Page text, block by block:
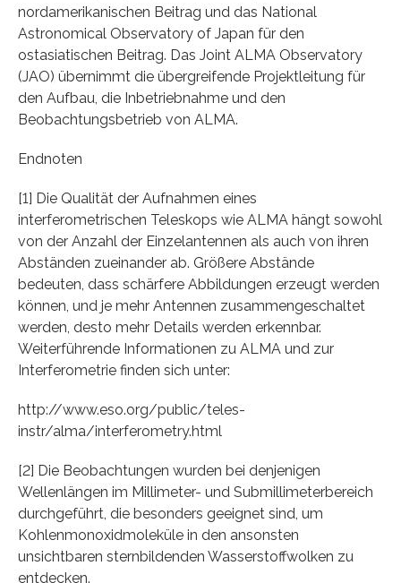
nordamerikanischen Beitrag und das National
Astronomical Observatory of Japan für den
ostasiatischen Beitrag. Das Joint ALMA Observatory
(JAO) übernimmt die übergreifende Projektleitung für
den Aufbau, die Inbetriebnahme und den
Beobachtungsbetrieb von ALMA.
Endnoten
[1] Die Qualität der Aufnahmen eines
interferometrischen Teleskops wie ALMA hängt sowohl
von der Anzahl der Einzelantennen als auch von ihren
Abständen zueinander ab. Größere Abstände
bedeuten, dass schärfere Abbildungen erzeugt werden
können, und je mehr Antennen zusammengeschaltet
werden, desto mehr Details werden erkennbar.
Weiterführende Informationen zu ALMA und zur
Interferometrie finden sich unter:
http://www.eso.org/public/teles-
instr/alma/interferometry.html
[2] Die Beobachtungen wurden bei denjenigen
Wellenlängen im Millimeter- und Submillimeterbereich
durchgeführt, die besonders geeignet sind, um
Kohlenmonoxidmoleküle in den ansonsten
unsichtbaren sternbildenden Wasserstoffwolken zu
entdecken.